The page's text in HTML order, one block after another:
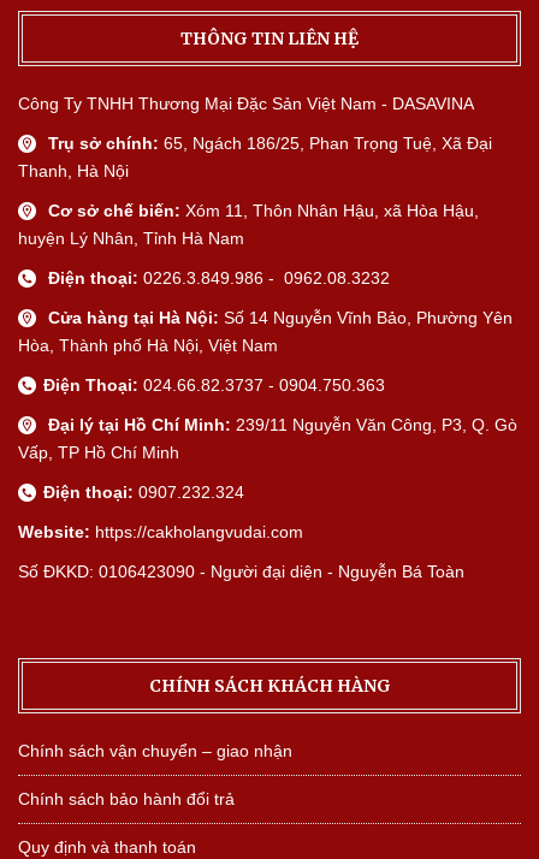
THÔNG TIN LIÊN HỆ
Công Ty TNHH Thương Mại Đặc Sản Việt Nam - DASAVINA
Trụ sở chính: 65, Ngách 186/25, Phan Trọng Tuệ, Xã Đại
Thanh, Hà Nội
Cơ sở chế biến: Xóm 11, Thôn Nhân Hậu, xã Hòa Hậu,
huyện Lý Nhân, Tỉnh Hà Nam
Điện thoại: 0226.3.849.986 - 0962.08.3232
Cửa hàng tại Hà Nội: Số 14 Nguyễn Vĩnh Bảo, Phường Yên
Hòa, Thành phố Hà Nội, Việt Nam
Điện Thoại: 024.66.82.3737 - 0904.750.363
Đại lý tại Hồ Chí Minh: 239/11 Nguyễn Văn Công, P3, Q. Gò
Vấp, TP Hồ Chí Minh
Điện thoại: 0907.232.324
Website: https://cakholangvudai.com
Số ĐKKD: 0106423090 - Người đại diện - Nguyễn Bá Toàn
CHÍNH SÁCH KHÁCH HÀNG
Chính sách vận chuyển – giao nhận
Chính sách bảo hành đổi trả
Quy định và thanh toán